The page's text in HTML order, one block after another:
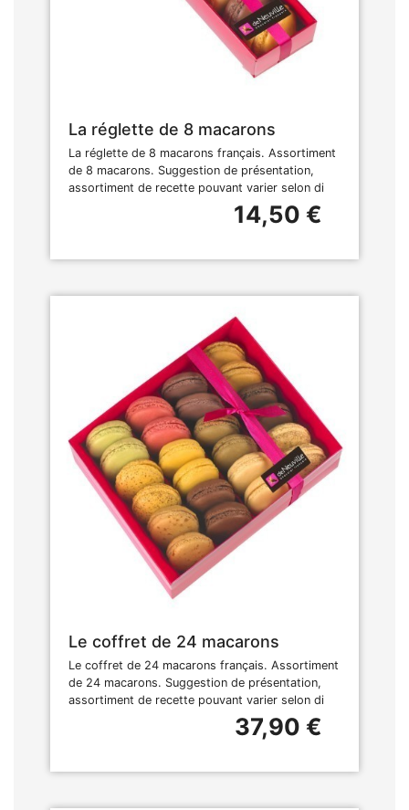
La réglette de 8 macarons
La réglette de 8 macarons français. Assortiment
de 8 macarons. Suggestion de présentation,
assortiment de recette pouvant varier selon di
14,50 €
Le coffret de 24 macarons
Le coffret de 24 macarons français. Assortiment
de 24 macarons. Suggestion de présentation,
assortiment de recette pouvant varier selon di
37,90 €